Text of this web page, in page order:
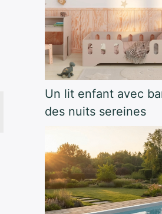
Un lit enfant avec
des nuits sereines